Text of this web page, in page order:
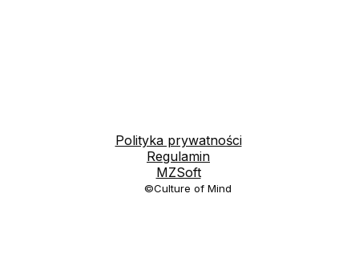
Polityka prywatności
Regulamin
MZSoft
©Culture of Mind